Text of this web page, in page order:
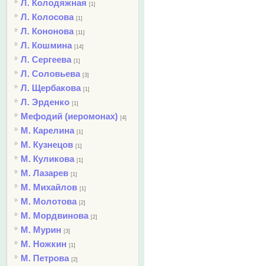
Л. Колодяжная [1]
Л. Колосова [1]
Л. Кононова [11]
Л. Кошмина [14]
Л. Сергеева [1]
Л. Соловьева [3]
Л. Щербакова [1]
Л. Эрденко [1]
Мефодий (иеромонах) [4]
М. Карелина [1]
М. Кузнецов [1]
М. Куликова [1]
М. Лазарев [1]
М. Михайлов [1]
М. Молотова [2]
М. Мордвинова [2]
М. Мурин [3]
М. Ножкин [1]
М. Петрова [2]